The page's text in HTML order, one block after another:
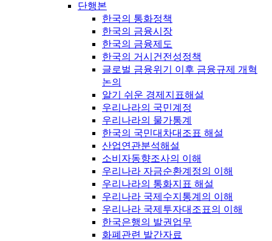
단행본
한국의 통화정책
한국의 금융시장
한국의 금융제도
한국의 거시건전성정책
글로벌 금융위기 이후 금융규제 개혁
논의
알기 쉬운 경제지표해설
우리나라의 국민계정
우리나라의 물가통계
한국의 국민대차대조표 해설
산업연관분석해설
소비자동향조사의 이해
우리나라 자금순환계정의 이해
우리나라의 통화지표 해설
우리나라 국제수지통계의 이해
우리나라 국제투자대조표의 이해
한국은행의 발권업무
화폐관련 발간자료